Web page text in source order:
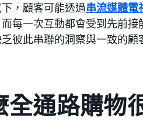
，顧客可能透過串流媒體電
每一次互動都會受到先前
彼此串聯的洞察與一致的
全通路購物